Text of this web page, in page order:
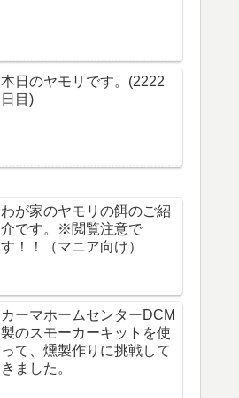
本日のヤモリです。(2222
日目)
わが家のヤモリの餌のご紹
介です。※閲覧注意で
す！！（マニア向け）
カーマホームセンターDCM
製のスモーカーキットを使
って、燻製作りに挑戦して
きました。